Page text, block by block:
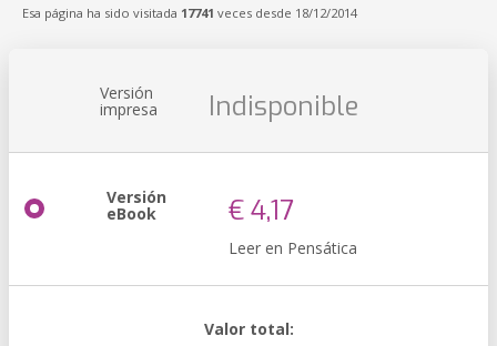
Esa página ha sido visitada 17741 veces desde 18/12/2014
Versión
impresa Indisponible
Versión
eBook € 4,17
Leer en Pensática
Valor total: